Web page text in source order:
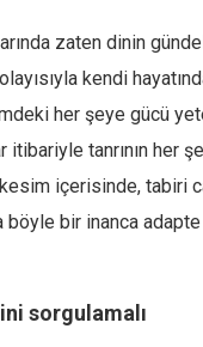
zaten dinin
kendi
her şeye gücü
tanrının her
içerisinde, tabiri
bir inanca adapte
sorgulamalı